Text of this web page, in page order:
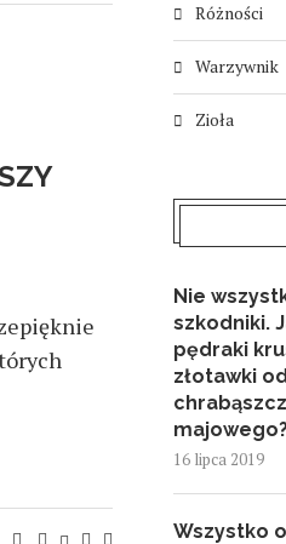
Różności
Warzywnik
Zioła
Nie
szkodniki.
pędraki
złotawki
16 lipca 2019
Wszystko